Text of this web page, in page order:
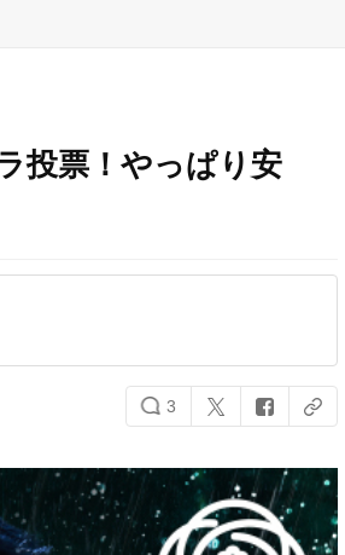
投票！やっぱり安
3